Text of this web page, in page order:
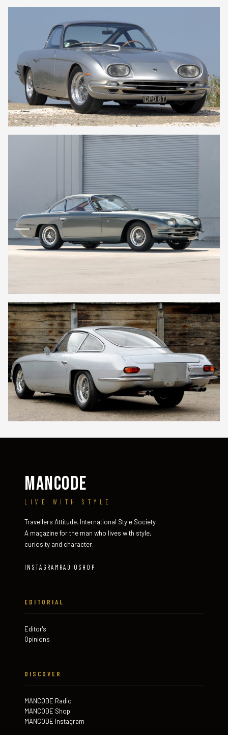
MANCODE
LIVE WITH STYLE
Travellers Attitude. International Style Society.
A magazine for the man who lives with style,
curiosity and character.
INSTAGRAM RADIO SHOP
EDITORIAL
Editor's
Opinions
DISCOVER
MANCODE Radio
MANCODE Shop
MANCODE Instagram